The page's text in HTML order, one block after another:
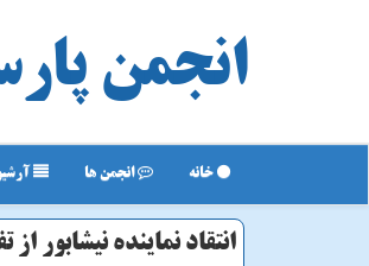
انجمن
خانه انجمن ها
انتقاد نماینده نیشابور